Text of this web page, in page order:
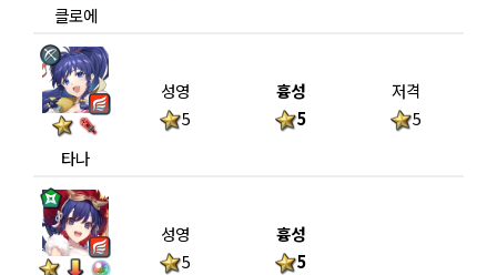
클로에
타나
성영
5
흉성
5
저격
5
성영
5
흉성
5